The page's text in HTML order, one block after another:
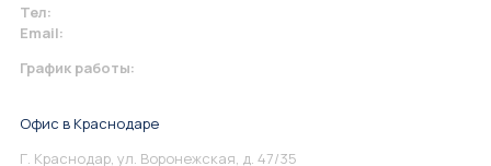
Тел:
Email:
График работы:
Офис в Краснодаре
Г. Краснодар, ул. Воронежская, д. 47/35